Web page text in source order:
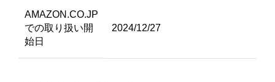
AMAZON.CO.JP
での取り扱い開
始日
2024/12/27